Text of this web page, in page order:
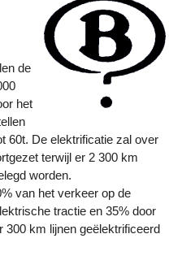
de
het
60t. De elektrificatie zal over
terwijl er 2 300 km
worden.
van het verkeer op de
tractie en 35% door
300 km lijnen geëlektrificeerd